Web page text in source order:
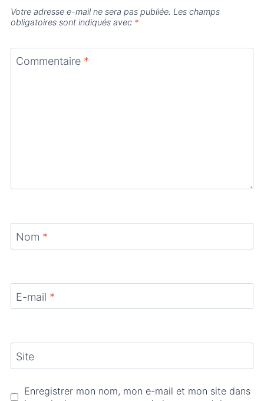
Votre adresse e-mail ne sera pas publiée. Les champs
obligatoires sont indiqués avec *
Commentaire *
Nom *
E-mail *
Site
Enregistrer mon nom, mon e-mail et mon site dans